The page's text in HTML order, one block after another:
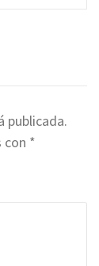
publicada.
con *